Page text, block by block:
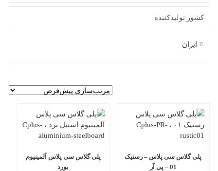
سی پلاس – رستیک
پلی گلاس سی پلاس آلمینیوم